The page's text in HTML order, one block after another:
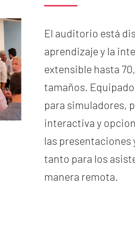
El auditorio está
aprendizaje y la
extensible hasta
tamaños.
para simuladores,
interactiva y
las presentaciones
tanto para los
manera remota.